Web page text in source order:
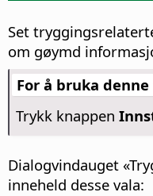
Set
om gøymd
For å bruka
Trykk knappen
Dialogvindauget
inneheld desse vala: